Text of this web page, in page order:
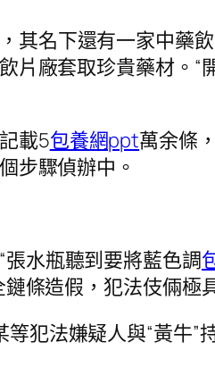
其名下還有一家中藥
片廠套取珍貴藥材。
載5包養網ppt萬余條
步驟偵辦中。
水瓶聽到要將藍色調
條造假，犯法伎倆極
犯法嫌疑人與“黃牛